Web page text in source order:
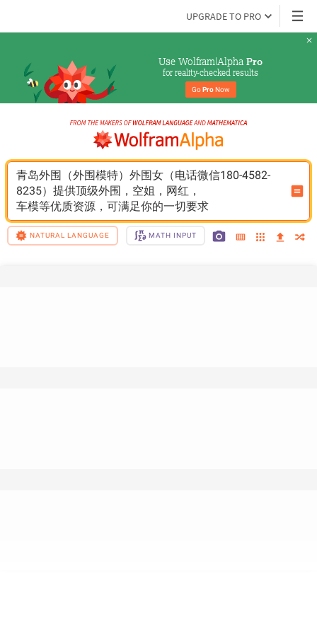
UPGRADE TO PRO
Use Wolfram|Alpha Pro
for reality-checked results
Go Pro Now
青岛外围（外围模特）外围女（电话微信180-4582-
8235）提供顶级外围，空姐，网红，
车模等优质资源，可满足你的一切要求
NATURAL LANGUAGE MATH INPUT